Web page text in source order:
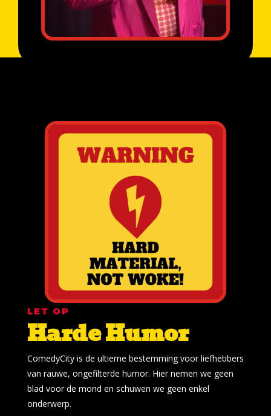
LET OP
Harde Humor
ComedyCity is de ultieme bestemming voor liefhebbers
van rauwe, ongefilterde humor. Hier nemen we geen
blad voor de mond en schuwen we geen enkel
onderwerp.